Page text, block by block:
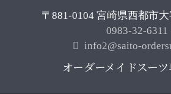
〒881-0104 宮崎県西都市
0983-32-6311
info2@saito-
オーダーメイドスー